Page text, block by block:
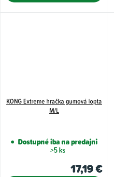
KONG Extreme hračka gumová lopta
M/L
Dostupné iba na predajni
>5 ks
17,19 €